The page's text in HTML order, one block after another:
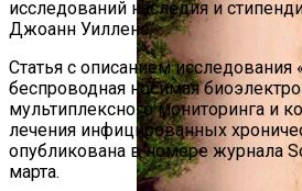
исследований наследия и
Джоанн Уилленс.
Статья с описанием исследования
беспроводная носимая
мультиплексного мониторинга и
лечения инфицированных
опубликована в номере журнала
марта.